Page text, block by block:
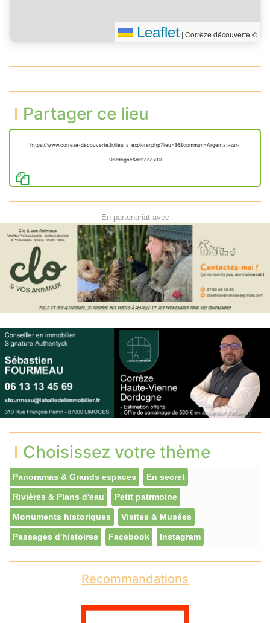
Leaflet | Corrèze découverte ©
Partager ce lieu
https://www.correze-decouverte.fr/lieu_a_explorer.php?lieu=36&commun=Argentat-sur-
Dordogne&distanc=10
En partenariat avec
Choisissez votre thème
Panoramas & Grands espaces En secret
Rivières & Plans d'eau Petit patrmoine
Monuments historiques Visites & Musées
Passages d'histoires Facebook Instagram
Recommandations